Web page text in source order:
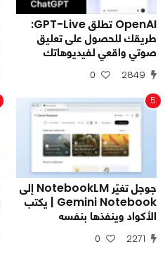
OpenAI تطلق GPT-Live:
طريقك للحصول على تعليق
صوتي واقعي لفيديوهاتك
2849
0
5
جوجل تغيّر NotebookLM إلى
Gemini Notebook | يكتب
الأكواد وينفذها بنفسه
2271
0